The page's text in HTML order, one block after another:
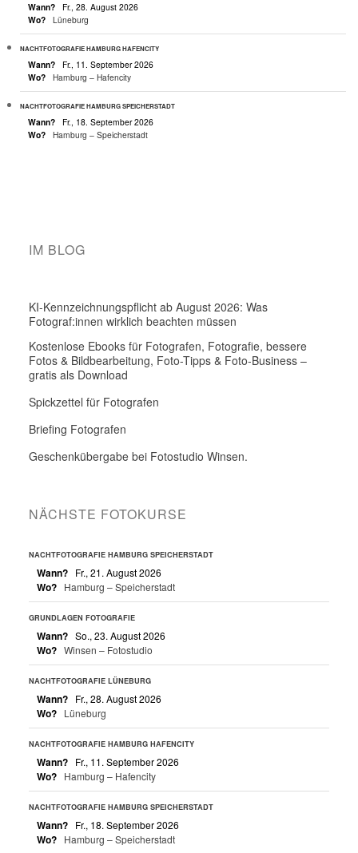
Wann?
Fr., 28. August 2026
Wo?
Lüneburg
NACHTFOTOGRAFIE HAMBURG HAFENCITY
Wann?
Fr., 11. September 2026
Wo?
Hamburg – Hafencity
NACHTFOTOGRAFIE HAMBURG SPEICHERSTADT
Wann?
Fr., 18. September 2026
Wo?
Hamburg – Speicherstadt
IM BLOG
KI-Kennzeichnungspflicht ab August 2026: Was
Fotograf:innen wirklich beachten müssen
Kostenlose Ebooks für Fotografen, Fotografie, bessere
Fotos & Bildbearbeitung, Foto-Tipps & Foto-Business –
gratis als Download
Spickzettel für Fotografen
Briefing Fotografen
Geschenkübergabe bei Fotostudio Winsen.
NÄCHSTE FOTOKURSE
NACHTFOTOGRAFIE HAMBURG SPEICHERSTADT
Wann? Fr., 21. August 2026
Wo? Hamburg – Speicherstadt
GRUNDLAGEN FOTOGRAFIE
Wann? So., 23. August 2026
Wo? Winsen – Fotostudio
NACHTFOTOGRAFIE LÜNEBURG
Wann? Fr., 28. August 2026
Wo? Lüneburg
NACHTFOTOGRAFIE HAMBURG HAFENCITY
Wann? Fr., 11. September 2026
Wo? Hamburg – Hafencity
NACHTFOTOGRAFIE HAMBURG SPEICHERSTADT
Wann? Fr., 18. September 2026
Wo? Hamburg – Speicherstadt